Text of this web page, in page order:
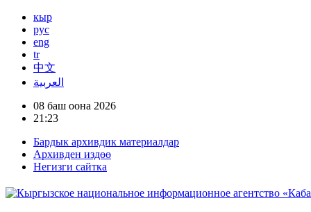
кыр
рус
eng
tr
中文
العربية
08 баш оона 2026
21:23
Бардык архивдик материалдар
Архивден издөө
Негизги сайтка